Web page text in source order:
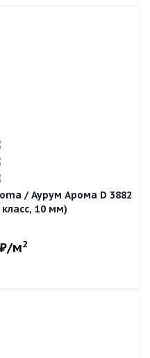
/ Аурум Арома D 3882
10 мм)
₽/м2